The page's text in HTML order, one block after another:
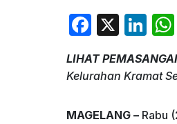
F
c
b
X
Li
k
dI
LIHAT
Kelurahan Kramat
MAGELANG – Rabu